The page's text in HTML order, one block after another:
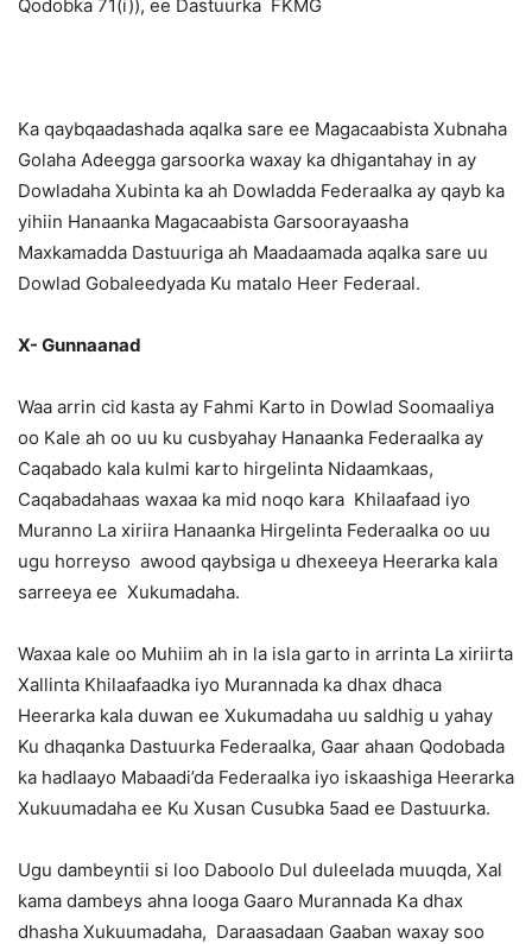
Qodobka 71(i)), ee Dastuurka FKMG
Ka qaybqaadashada aqalka sare ee Magacaabista Xubnaha
Golaha Adeegga garsoorka waxay ka dhigantahay in ay
Dowladaha Xubinta ka ah Dowladda Federaalka ay qayb ka
yihiin Hanaanka Magacaabista Garsoorayaasha
Maxkamadda Dastuuriga ah Maadaamada aqalka sare uu
Dowlad Gobaleedyada Ku matalo Heer Federaal.
X- Gunnaanad
Waa arrin cid kasta ay Fahmi Karto in Dowlad Soomaaliya
oo Kale ah oo uu ku cusbyahay Hanaanka Federaalka ay
Caqabado kala kulmi karto hirgelinta Nidaamkaas,
Caqabadahaas waxaa ka mid noqo kara Khilaafaad iyo
Muranno La xiriira Hanaanka Hirgelinta Federaalka oo uu
ugu horreyso awood qaybsiga u dhexeeya Heerarka kala
sarreeya ee Xukumadaha.
Waxaa kale oo Muhiim ah in la isla garto in arrinta La xiriirta
Xallinta Khilaafaadka iyo Murannada ka dhax dhaca
Heerarka kala duwan ee Xukumadaha uu saldhig u yahay
Ku dhaqanka Dastuurka Federaalka, Gaar ahaan Qodobada
ka hadlaayo Mabaadi’da Federaalka iyo iskaashiga Heerarka
Xukuumadaha ee Ku Xusan Cusubka 5aad ee Dastuurka.
Ugu dambeyntii si loo Daboolo Dul duleelada muuqda, Xal
kama dambeys ahna looga Gaaro Murannada Ka dhax
dhasha Xukuumadaha, Daraasadaan Gaaban waxay soo